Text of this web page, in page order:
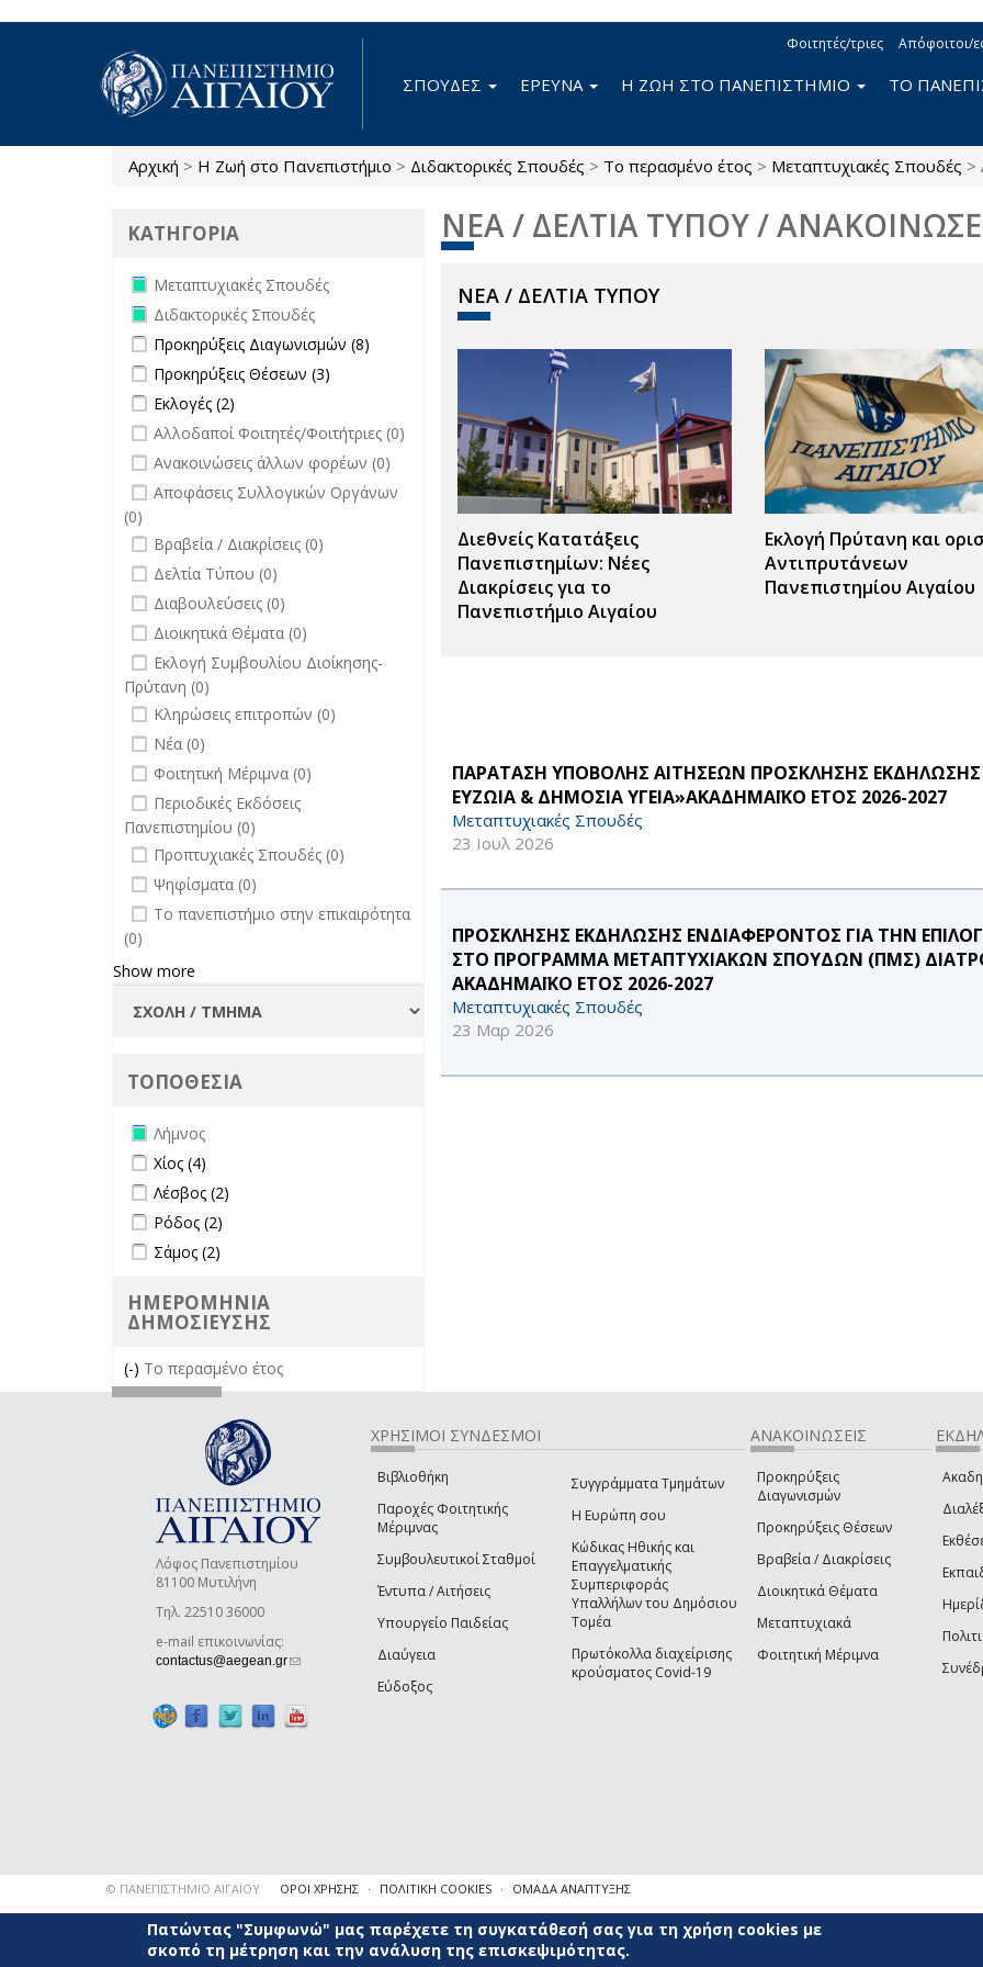
Φοιτητές/τριες Απόφοιτοι/
ΣΠΟΥΔΕΣ ΕΡΕΥΝΑ Η ΖΩΗ ΣΤΟ ΠΑΝΕΠΙΣΤΗΜΙΟ ΤΟ
Είστε εδώ
Αρχική > Η Ζωή στο Πανεπιστήμιο > Διδακτορικές Σπουδές > Το περασμένο έτος > Μεταπτυχιακές Σπουδές >
ΝΕΑ / ΔΕΛΤΙΑ ΤΥΠΟΥ /
ΝΕΑ / ΔΕΛΤΙΑ ΤΥΠΟΥ
Διεθνείς Κατατάξεις
Πανεπιστημίων: Νέες
Διακρίσεις για το
Πανεπιστήμιο Αιγαίου
Εκλογή Πρύτανη και
Αντιπρυτάνεων
Πανεπιστημίου Αιγαίου
ΠΑΡΑΤΑΣΗ ΥΠΟΒΟΛΗΣ ΑΙΤΗΣΕΩΝ ΠΡΟΣΚΛΗΣΗΣ
ΕΥΖΩΙΑ & ΔΗΜΟΣΙΑ ΥΓΕΙΑ»ΑΚΑΔΗΜΑΪΚΟ ΕΤΟΣ 2026-2027
Μεταπτυχιακές Σπουδές
23 Ιουλ 2026
ΠΡΟΣΚΛΗΣΗΣ ΕΚΔΗΛΩΣΗΣ ΕΝΔΙΑΦΕΡΟΝΤΟΣ ΓΙΑ ΤΗΝ
ΣΤΟ ΠΡΟΓΡΑΜΜΑ ΜΕΤΑΠΤΥΧΙΑΚΩΝ ΣΠΟΥΔΩΝ (ΠΜΣ)
ΑΚΑΔΗΜΑΪΚΟ ΕΤΟΣ 2026-2027
Μεταπτυχιακές Σπουδές
23 Μαρ 2026
ΚΑΤΗΓΟΡΙΑ
Remove Μεταπτυχιακές Σπουδές
filter
Μεταπτυχιακές Σπουδές
Remove Διδακτορικές Σπουδές filter
Διδακτορικές Σπουδές
Apply Προκηρύξεις Διαγωνισμών
filter
Προκηρύξεις Διαγωνισμών (8)
Apply Προκηρύξεις Θέσεων filter
Προκηρύξεις Θέσεων (3)
Apply Εκλογές filter
Εκλογές (2)
undefined
Αλλοδαποί Φοιτητές/Φοιτήτριες (0)
undefined
Ανακοινώσεις άλλων φορέων (0)
undefined
Αποφάσεις Συλλογικών Οργάνων
(0)
undefined
Βραβεία / Διακρίσεις (0)
undefined
Δελτία Τύπου (0)
undefined
Διαβουλεύσεις (0)
undefined
Διοικητικά Θέματα (0)
undefined
Εκλογή Συμβουλίου Διοίκησης-
Πρύτανη (0)
undefined
Κληρώσεις επιτροπών (0)
undefined
Νέα (0)
undefined
Φοιτητική Μέριμνα (0)
undefined
Περιοδικές Εκδόσεις
Πανεπιστημίου (0)
undefined
Προπτυχιακές Σπουδές (0)
undefined
Ψηφίσματα (0)
undefined
Το πανεπιστήμιο στην επικαιρότητα
(0)
Show more
ΤΟΠΟΘΕΣΙΑ
Remove Λήμνος filter
Λήμνος
Apply Χίος filter
Χίος (4)
Apply Λέσβος filter
Λέσβος (2)
Apply Ρόδος filter
Ρόδος (2)
Apply Σάμος filter
Σάμος (2)
ΗΜΕΡΟΜΗΝΙΑ
ΔΗΜΟΣΙΕΥΣΗΣ
(-) Remove Το περασμένο έτος filter
Το περασμένο έτος
Λόφος Πανεπιστημίου
81100 Μυτιλήνη
Τηλ. 22510 36000
e-mail επικοινωνίας:
contactus@aegean.gr(link sends e-mail)
ΧΡΗΣΙΜΟΙ ΣΥΝΔΕΣΜΟΙ
Βιβλιοθήκη
Παροχές Φοιτητικής
Μέριμνας
Συμβουλευτικοί Σταθμοί
Έντυπα / Αιτήσεις
Υπουργείο Παιδείας
Διαύγεια
Εύδοξος
Συγγράμματα Τμημάτων
Η Ευρώπη σου
Κώδικας Ηθικής και
Επαγγελματικής
Συμπεριφοράς
Υπαλλήλων του Δημόσιου
Τομέα
Πρωτόκολλα διαχείρισης
κρούσματος Covid-19
ΑΝΑΚΟΙΝΩΣΕΙΣ
Προκηρύξεις
Διαγωνισμών
Προκηρύξεις Θέσεων
Βραβεία / Διακρίσεις
Διοικητικά Θέματα
Μεταπτυχιακά
Φοιτητική Μέριμνα
© ΠΑΝΕΠΙΣΤΗΜΙΟ ΑΙΓΑΙΟΥ ΟΡΟΙ ΧΡΗΣΗΣ ΠΟΛΙΤΙΚΗ COOKIES ΟΜΑΔΑ ΑΝΑΠΤΥΞΗΣ
Πατώντας "Συμφωνώ" μας παρέχετε τη συγκατάθεσή σας για τη χρήση cookies με
σκοπό τη μέτρηση και την ανάλυση της επισκεψιμότητας.